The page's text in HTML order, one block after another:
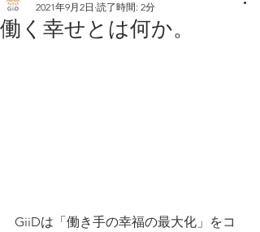
働く幸せとは何か。
2021年9月2日 読了時間: 2分
GiiDは「働き手の幸福の最大化」をコ